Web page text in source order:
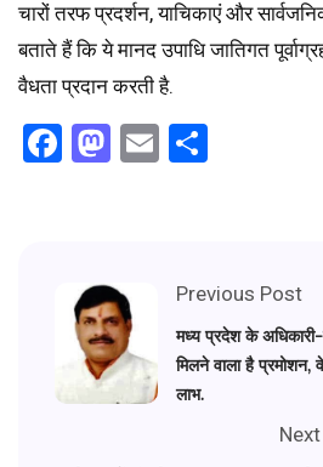
चारों तरफ प्रदर्शन, याचिकाएं और
बताते हैं कि ये मानद उपाधि जातिगत
वैधता प्रदान करती है.
Facebook
Mastodon
Email
Previous Post
मध्य प्रदेश के अधिकारी-
मिलने वाला है प्रमोशन,
लाभ.